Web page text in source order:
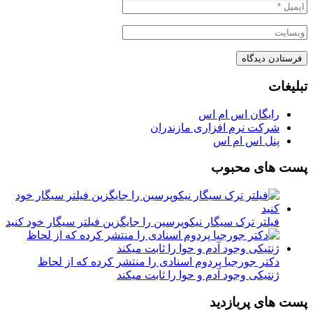
تبلیغات
رایگان اس ام اس
شرکت نرم افزاری مازندران
پنل اس ام اس
پست های محبوب
فیلتر ترک سیگار نیکوپرسین را جایگزین فیلتر سیگار خود کنید
دکتر جورجیا پردوم اسنادی را منتشر کرده که از لحاظ
ژنتیکی وجود آدم و حوا را ثابت میکند
پست های پربازدید